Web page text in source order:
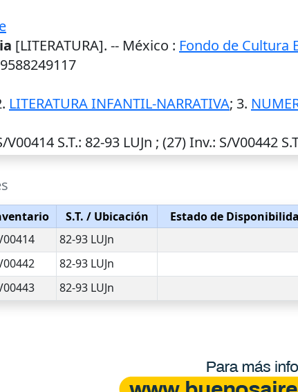
[LITERATURA]. -- México : Fondo de Cultura
LITERATURA INFANTIL-NARRATIVA; 3.
V00414 S.T.: 82-93 LUJn ; (27)Inv.: S/V00442
S.T. / Ubicación Estado de
82-93 LUJn
82-93 LUJn
82-93 LUJn